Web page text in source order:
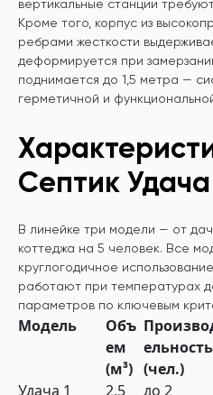
вертикальные станции
Кроме того, корпус из
ребрами жесткости
деформируется при
поднимается до 1,5 метра —
герметичной и
Септик Удача
В линейке три модели — от
коттеджа на 5 человек. Все
круглогодичное
работают при температурах
параметров по ключевым
Модель
Объ
ем
(м³)
ельность
(чел.)
Удача 1
2,5 до 2